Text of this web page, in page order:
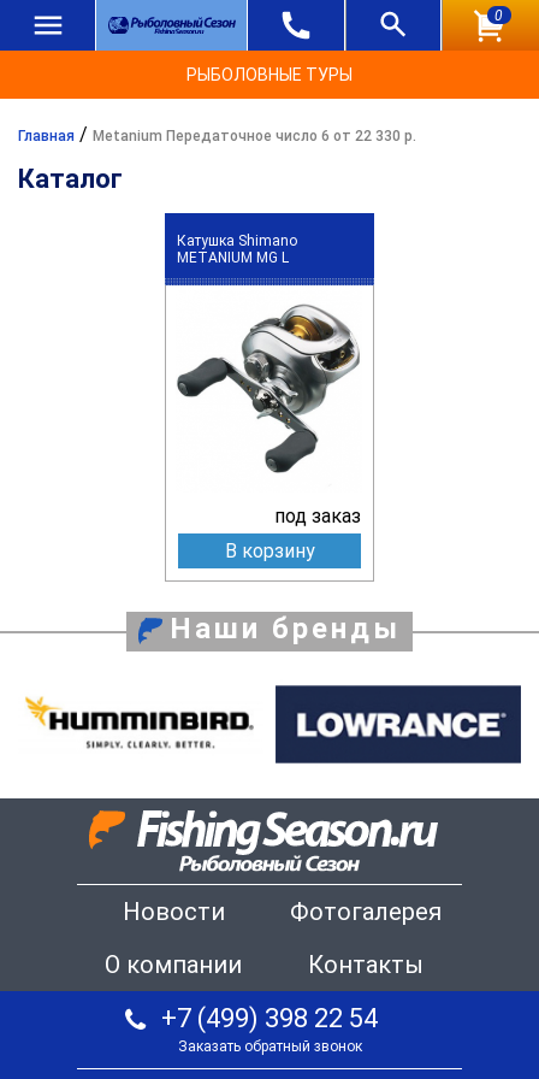
0
РЫБОЛОВНЫЕ ТУРЫ
Главная / Metanium Передаточное число 6 от 22 330 р.
Каталог
Катушка Shimano
METANIUM MG L
под заказ
В корзину
Наши бренды
Новости
Фотогалерея
О компании
Контакты
+7 (499) 398 22 54
Заказать обратный звонок